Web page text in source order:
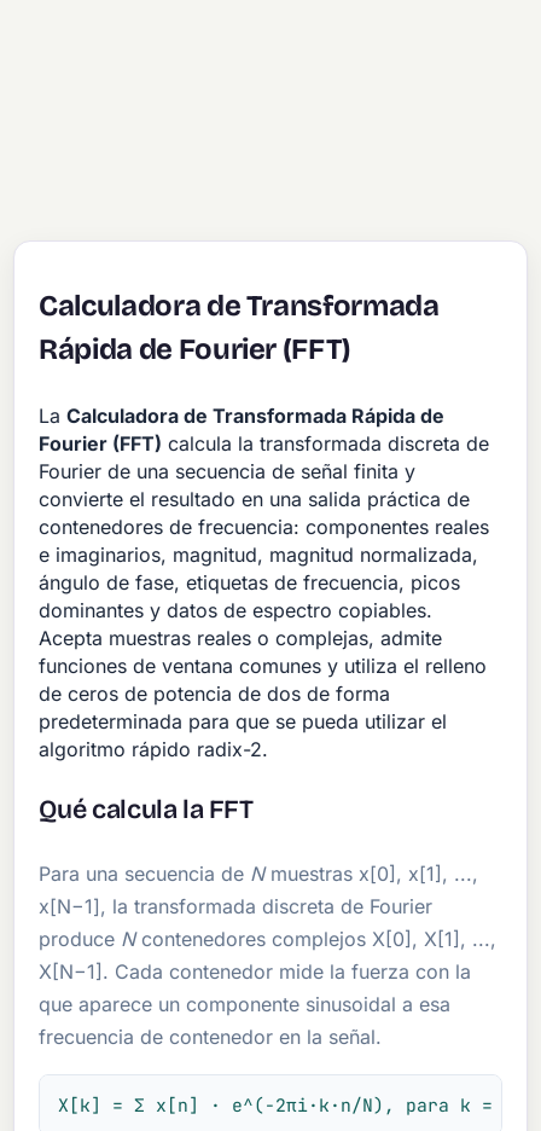
Calculadora de Transformada
Rápida de Fourier (FFT)
LaCalculadora de Transformada Rápida de
Fourier (FFT) calcula la transformada discreta de
Fourier de una secuencia de señal finita y
convierte el resultado en una salida práctica de
contenedores de frecuencia: componentes reales
e imaginarios, magnitud, magnitud normalizada,
ángulo de fase, etiquetas de frecuencia, picos
dominantes y datos de espectro copiables.
Acepta muestras reales o complejas, admite
funciones de ventana comunes y utiliza el relleno
de ceros de potencia de dos de forma
predeterminada para que se pueda utilizar el
algoritmo rápido radix-2.
Qué calcula la FFT
Para una secuencia de Nmuestras x[0], x[1], ...,
x[N−1], la transformada discreta de Fourier
produce Ncontenedores complejos X[0], X[1], ...,
X[N−1]. Cada contenedor mide la fuerza con la
que aparece un componente sinusoidal a esa
frecuencia de contenedor en la señal.
X[k] = Σ x[n] · e^(−2πi·k·n/N), para k =